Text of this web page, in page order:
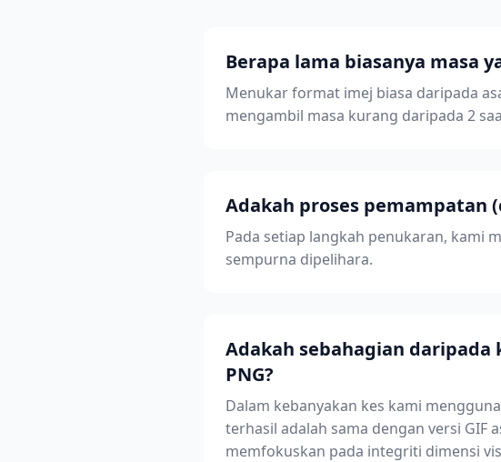
Berapa lama biasanya masa
Menukar format imej biasa daripada
mengambil masa kurang daripada 2
Adakah proses pemampatan
Pada setiap langkah penukaran, kami
sempurna dipelihara.
Adakah sebahagian
PNG?
Dalam kebanyakan kes kami
terhasil adalah sama dengan versi
memfokuskan pada integriti dimensi